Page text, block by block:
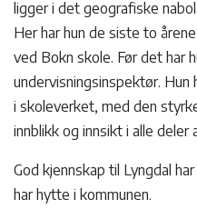
ligger i det geografiske
Her har hun de siste to
ved Bokn skole. Før det har
undervisningsinspektør.
i skoleverket, med den
innblikk og innsikt i alle deler
God kjennskap til Lyngdal
har hytte i kommunen.